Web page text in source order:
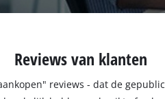
Reviews van klanten
reviews - dat de